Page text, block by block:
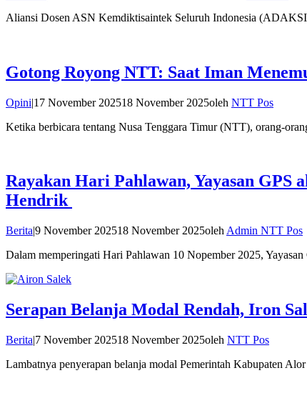
Aliansi Dosen ASN Kemdiktisaintek Seluruh Indonesia
Gotong Royong NTT: Saat Iman
Opini|17 November 202518 November 2025oleh NTT Pos
Ketika berbicara tentang Nusa Tenggara Timur (NTT), orang-
Rayakan Hari Pahlawan, Yayasan
Hendrik
Berita|9 November 202518 November 2025oleh Admin NTT Pos
Dalam memperingati Hari Pahlawan 10 Nopember 2025,
Serapan Belanja Modal Rendah, Iron
Berita|7 November 202518 November 2025oleh NTT Pos
Lambatnya penyerapan belanja modal Pemerintah Kabupaten